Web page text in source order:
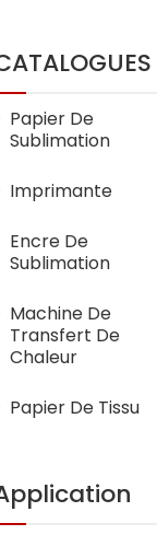
Papier De
Sublimation
Imprimante
Encre De
Sublimation
Machine De
Transfert De
Chaleur
Papier De Tissu